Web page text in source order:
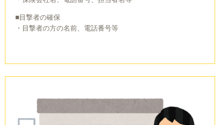
■目撃者の確保
・目撃者の方の名前、電話番号等